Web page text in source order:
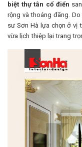
biệt thự tân cổ điển
rộng và thoáng đãng.
sư Sơn Hà lựa chọn ở vị
vừa lịch thiệp lại trang